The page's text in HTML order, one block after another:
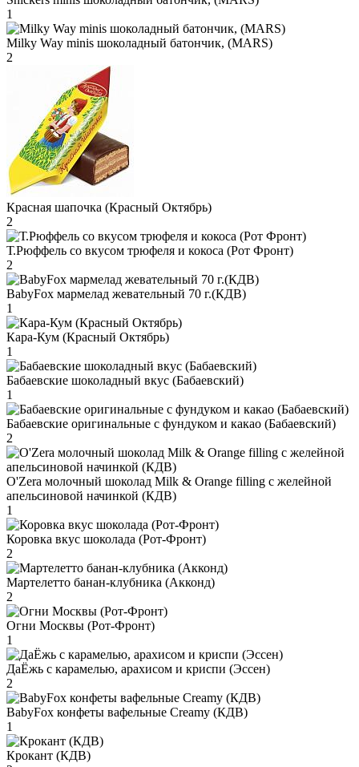
1
Milky Way minis шоколадный батончик, (MARS)
2
Красная шапочка (Красный Октябрь)
2
Т.Рюффель со вкусом трюфеля и кокоса (Рот Фронт)
2
BabyFox мармелад жевательный 70 г.(КДВ)
1
Кара-Кум (Красный Октябрь)
1
Бабаевские шоколадный вкус (Бабаевский)
1
Бабаевские оригинальные с фундуком и какао (Бабаевский)
2
O'Zera молочный шоколад Milk & Orange filling с желейной
апельсиновой начинкой (КДВ)
1
Коровка вкус шоколада (Рот-Фронт)
2
Мартелетто банан-клубника (Акконд)
2
Огни Москвы (Рот-Фронт)
1
ДаЁжь с карамелью, арахисом и криспи (Эссен)
2
BabyFox конфеты вафельные Creamy (КДВ)
1
Крокант (КДВ)